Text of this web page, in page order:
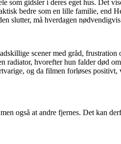
som gidsler i deres eget hus. Det
bedre som en lille familie, end
slutter, må hverdagen
scener med gråd, frustration
radiator, hvorefter hun falder død
og da filmen forløses positivt,
også at andre fjernes. Det kan